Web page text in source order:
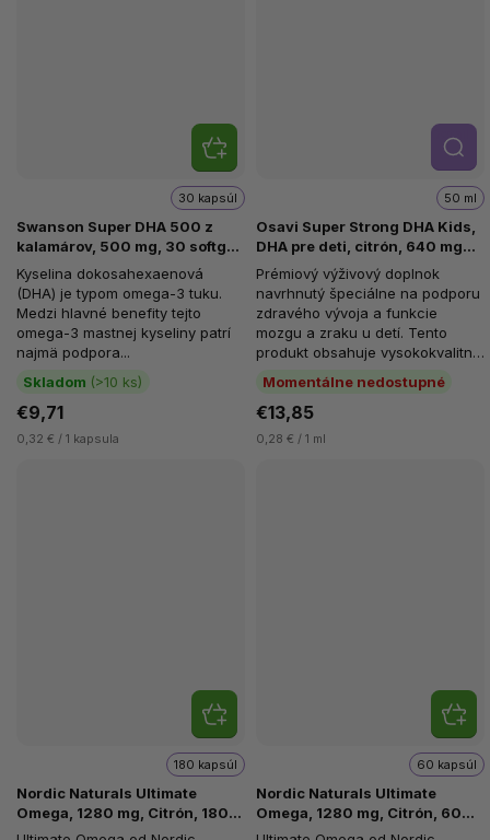
Swanson Super DHA 500 z
kalamárov, 500 mg, 30 softgel
kapsúl
Skladom (>10 ks)
30 kapsúl
€9,71
0,32 € / 1 kapsula
Kyselina dokosahexaenová
(DHA) je typom omega-3 tuku.
Medzi hlavné benefity tejto
omega-3 mastnej kyseliny patrí
najmä podpora...
Osavi Super Strong DHA Kids,
DHA pre deti, citrón, 640 mg
DHA, 50 ml
Momentálne nedostupné
50 ml
€13,85
0,28 € / 1 ml
Detail
Prémiový výživový doplnok
navrhnutý špeciálne na podporu
zdravého vývoja a funkcie
mozgu a zraku u detí. Tento
produkt obsahuje vysokokvalitný
Nordic Naturals Ultimate
Omega, 1280 mg, Citrón, 180
softgelových kapsúl
180 kapsúl
Nordic Naturals Ultimate
Omega, 1280 mg, Citrón, 60
softgelových kapslí
60 kapsúl